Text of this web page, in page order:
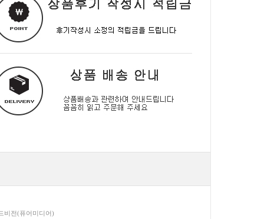
비전(퓨어미디어)